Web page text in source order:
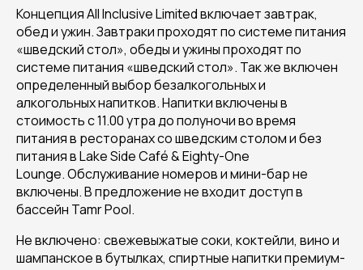
Концепция All Inclusive Limited включает завтрак,
обед и ужин. Завтраки проходят по системе питания
«шведский стол», обеды и ужины проходят по
системе питания «шведский стол». Так же включен
определенный выбор безалкогольных и
алкогольных напитков. Напитки включены в
стоимость с 11.00 утра до полуночи во время
питания в ресторанах со шведским столом и без
питания в Lake Side Café & Eighty-One
Lounge. Обслуживание номеров и мини-бар не
включены. В предложение не входит доступ в
бассейн Tamr Pool.
Не включено: свежевыжатые соки, коктейли, вино и
шампанское в бутылках, спиртные напитки премиум-